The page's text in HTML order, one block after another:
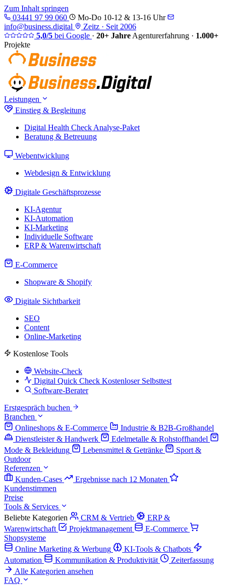
Zum Inhalt springen
03441 97 99 060
Mo-Do 10-12 & 13-16 Uhr
info@business.digital
Zeitz · Seit 2006
5,0/5 bei Google · 20+ Jahre Agenturerfahrung · 1.000+
Projekte
Leistungen
Einstieg & Begleitung
Digital Health Check Analyse-Paket
Beratung & Betreuung
Webentwicklung
Webdesign & Entwicklung
Digitale Geschäftsprozesse
KI-Agentur
KI-Automation
KI-Marketing
Individuelle Software
ERP & Warenwirtschaft
E-Commerce
Shopware & Shopify
Digitale Sichtbarkeit
SEO
Content
Online-Marketing
Kostenlose Tools
Website-Check
Digital Quick Check Kostenloser Selbsttest
Software-Berater
Erstgespräch buchen
Branchen
Onlineshops & E-Commerce
Industrie & B2B-Großhandel
Dienstleister & Handwerk
Edelmetalle & Rohstoffhandel
Mode & Bekleidung
Lebensmittel & Getränke
Sport &
Outdoor
Referenzen
Kunden-Cases
Ergebnisse nach 12 Monaten
Kundenstimmen
Preise
Tools & Services
Beliebte Kategorien
CRM & Vertrieb
ERP &
Warenwirtschaft
Projektmanagement
E-Commerce
Shopsysteme
Online Marketing & Werbung
KI-Tools & Chatbots
Automation
Kommunikation & Produktivität
Zeiterfassung
Alle Kategorien ansehen
FAQ